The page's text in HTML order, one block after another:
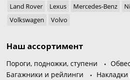
Land Rover
Lexus Mercedes-Benz
Volkswagen
Volvo
Наш ассортимент
Пороги, подножки, ступени
Багажники и рейлинги